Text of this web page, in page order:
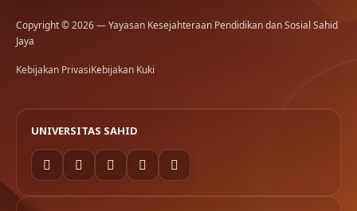
Copyright © 2026 — Yayasan Kesejahteraan Pendidikan dan Sosial Sahid
Jaya
Kebijakan PrivasiKebijakan Kuki
UNIVERSITAS SAHID